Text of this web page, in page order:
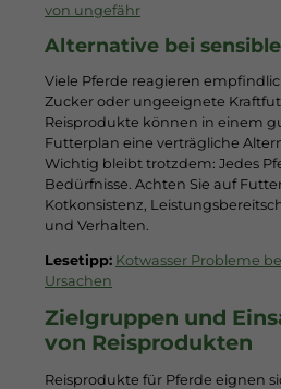
von ungefähr
Alternative bei
Viele Pferde reagieren
Zucker oder ungeeignete
Reisprodukte können in einem
Futterplan eine verträgliche
Wichtig bleibt trotzdem: Jedes
Bedürfnisse. Achten Sie auf
Kotkonsistenz,
und Verhalten.
Lesetipp: Kotwasser Probleme
Ursachen
Zielgruppen und
von Reisprodukten
Reisprodukte für Pferde eignen